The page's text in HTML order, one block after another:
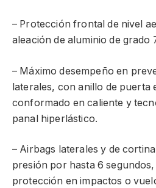
– Protección frontal de nivel
aleación de aluminio de grado
– Máximo desempeño en
laterales, con anillo de puerta
conformado en caliente y
panal hiperlástico.
– Airbags laterales y de
presión por hasta 6
protección en impactos o